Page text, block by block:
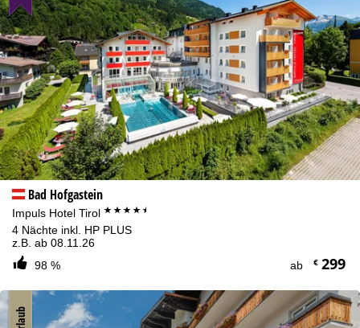
Bad Hofgastein
Impuls Hotel Tirol ****+
4 Nächte inkl. HP PLUS
z.B. ab 08.11.26
98 %
ab €299